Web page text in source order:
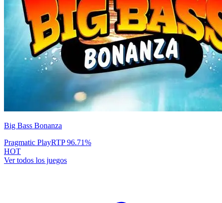
Big Bass Bonanza
Pragmatic PlayRTP96.71%
HOT
Ver todos los juegos